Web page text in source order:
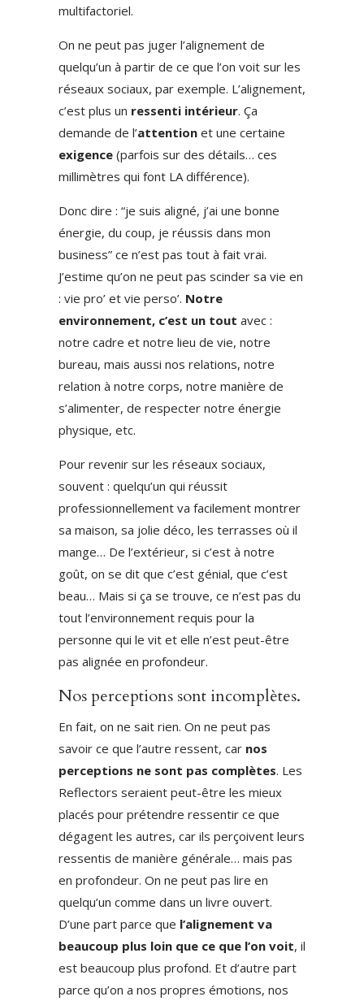
multifactoriel.
On ne peut pas juger l’alignement de
quelqu’un à partir de ce que l’on voit sur les
réseaux sociaux, par exemple. L’alignement,
c’est plus un ressenti intérieur. Ça
demande de l’attentionet une certaine
exigence(parfois sur des détails… ces
millimètres qui font LA différence).
Donc dire : “je suis aligné, j’ai une bonne
énergie, du coup, je réussis dans mon
business” ce n’est pas tout à fait vrai.
J’estime qu’on ne peut pas scinder sa vie en
: vie pro’ et vie perso’. Notre
environnement, c’est un tout avec :
notre cadre et notre lieu de vie, notre
bureau, mais aussi nos relations, notre
relation à notre corps, notre manière de
s’alimenter, de respecter notre énergie
physique, etc.
Pour revenir sur les réseaux sociaux,
souvent : quelqu’un qui réussit
professionnellement va facilement montrer
sa maison, sa jolie déco, les terrasses où il
mange… De l’extérieur, si c’est à notre
goût, on se dit que c’est génial, que c’est
beau… Mais si ça se trouve, ce n’est pas du
tout l’environnement requis pour la
personne qui le vit et elle n’est peut-être
pas alignée en profondeur.
Nos perceptions sont incomplètes.
En fait, on ne sait rien. On ne peut pas
savoir ce que l’autre ressent, car nos
perceptions ne sont pas complètes. Les
Reflectors seraient peut-être les mieux
placés pour prétendre ressentir ce que
dégagent les autres, car ils perçoivent leurs
ressentis de manière générale… mais pas
en profondeur. On ne peut pas lire en
quelqu’un comme dans un livre ouvert.
D’une part parce que l’alignement va
beaucoup plus loin que ce que l’on voit, il
est beaucoup plus profond. Et d’autre part
parce qu’on a nos propres émotions, nos